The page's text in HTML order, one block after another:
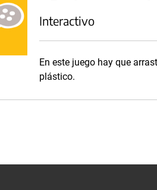
Interactivo
En este juego hay que
plástico.